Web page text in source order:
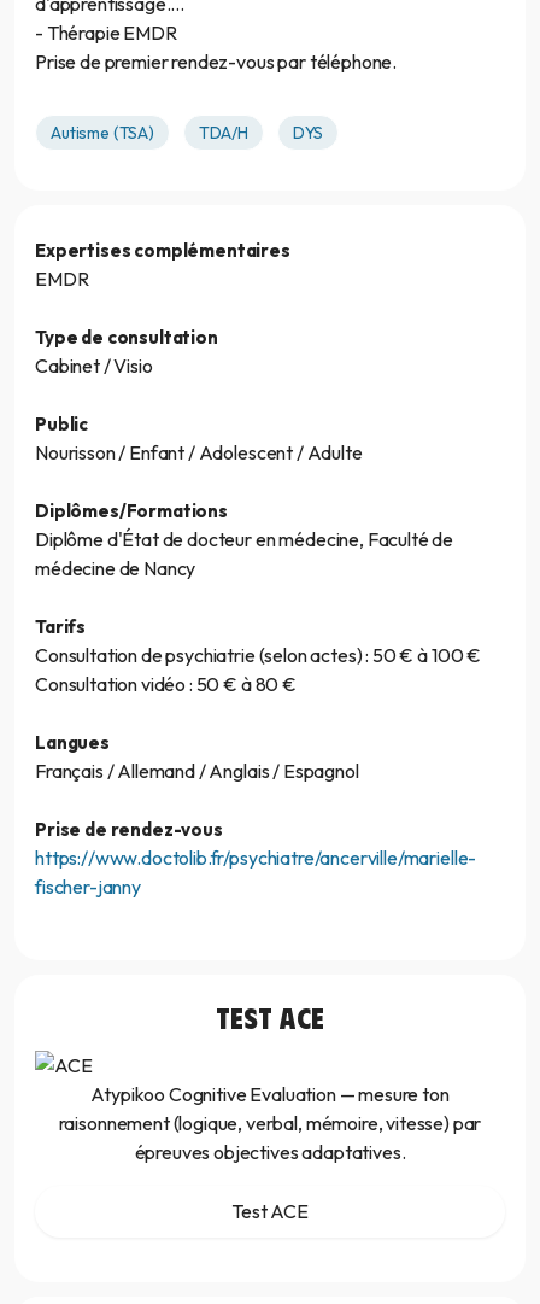
- Thérapie EMDR
Prise de premier rendez-vous par téléphone.
Autisme (TSA) TDA/H DYS
Expertises complémentaires
EMDR
Type de consultation
Cabinet / Visio
Public
Nourisson / Enfant / Adolescent / Adulte
Diplômes/Formations
Diplôme d'État de docteur en médecine, Faculté de
médecine de Nancy
Tarifs
Consultation de psychiatrie (selon actes) : 50 € à 100 €
Consultation vidéo : 50 € à 80 €
Langues
Français / Allemand / Anglais / Espagnol
Prise de rendez-vous
https://www.doctolib.fr/psychiatre/ancerville/marielle-
fischer-janny
TEST ACE
Atypikoo Cognitive Evaluation — mesure ton
raisonnement (logique, verbal, mémoire, vitesse) par
épreuves objectives adaptatives.
Test ACE